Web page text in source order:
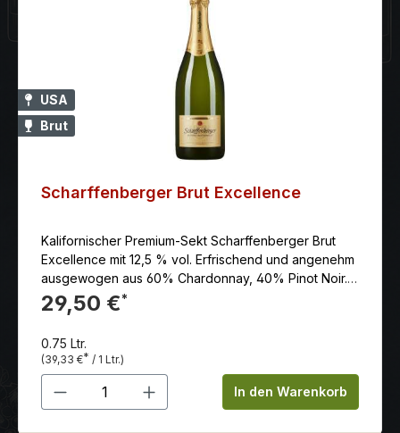
USA
Brut
Scharffenberger Brut Excellence
Kalifornischer Premium-Sekt Scharffenberger Brut
Excellence mit 12,5 % vol. Erfrischend und angenehm
ausgewogen aus 60% Chardonnay, 40% Pinot Noir.
Der Scharffenberger Brut Excellence wird nach dem
Méthode-Traditionelle-Verfahren hergestellt, bei dem
bevor sie gerüttelt und degorgiert werden. Der Wein
besteht zu etwa 60 % aus Chardonnay und zu 40 %
aus Pinot Noir. Der volle malolaktische Stil verleiht
dem Wein einen Vanille-Creme-Charakter und ergibt
29,50 €*
0.75 Ltr.
(39,33 €* / 1 Ltr.)
Produkt Anzahl: Gib denIn den Warenkorb